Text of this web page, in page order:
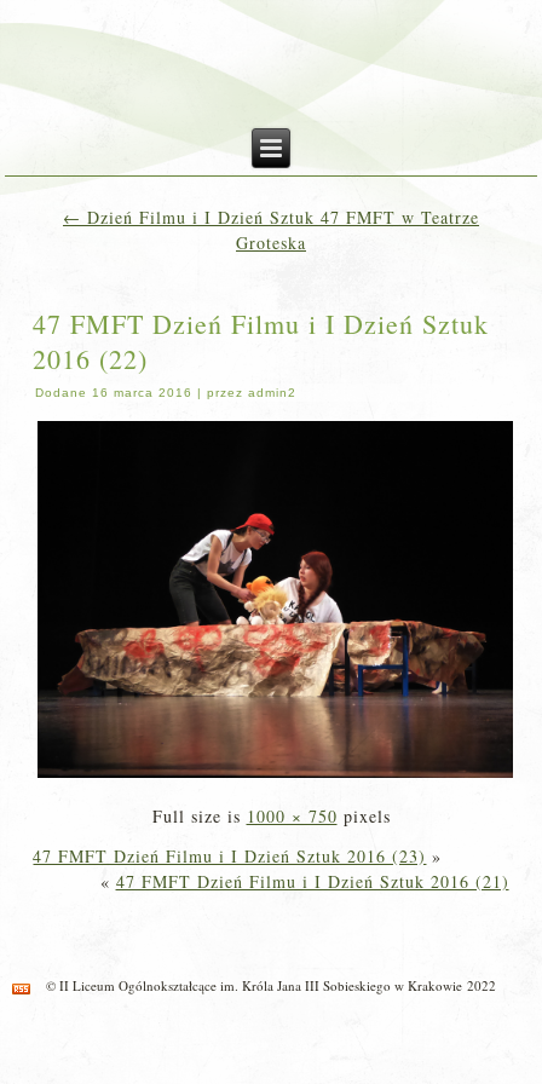
← Dzień Filmu i I Dzień Sztuk 47 FMFT w Teatrze
Groteska
47 FMFT Dzień Filmu i I Dzień Sztuk
2016 (22)
Dodane 16 marca 2016 |przez admin2
Full size is 1000 × 750 pixels
47 FMFT Dzień Filmu i I Dzień Sztuk 2016 (23) »
« 47 FMFT Dzień Filmu i I Dzień Sztuk 2016 (21)
© II Liceum Ogólnokształcące im. Króla Jana III Sobieskiego w Krakowie 2022